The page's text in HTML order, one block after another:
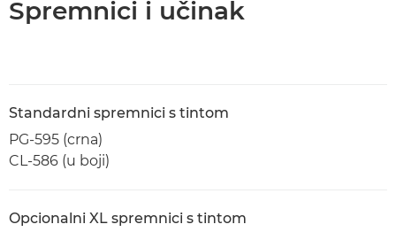
Spremnici i učinak
Standardni spremnici s tintom
PG-595 (crna)
CL-586 (u boji)
Opcionalni XL spremnici s tintom